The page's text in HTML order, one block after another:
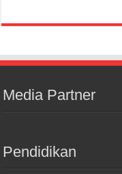
Media Partner
Pendidikan